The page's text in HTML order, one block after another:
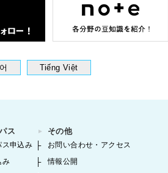
Tiếng Việt
ス
ス申込み
み
その他
お問い合わせ・アクセス
情報公開